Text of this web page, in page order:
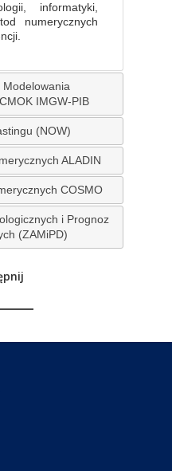
informatyki,
numerycznych
IMGW-PIB
(NOW)
ALADIN
COSMO
i Prognoz
(ZAMiPD)